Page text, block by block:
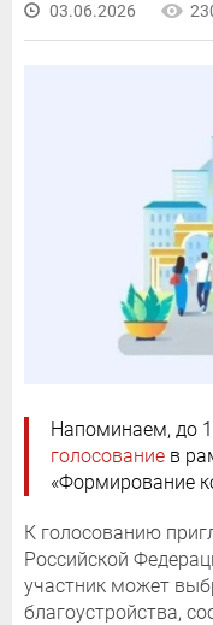
03.06.2026
Напоминаем, до
голосование в
«Формирование
К голосованию
Российской
участник может
благоустройства,